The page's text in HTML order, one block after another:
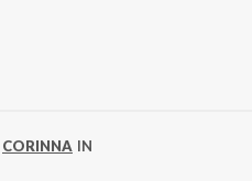
CORINNA IN